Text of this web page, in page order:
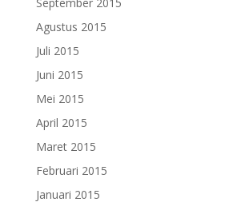
Agustus 2015
Juli 2015
Juni 2015
Mei 2015
April 2015
Maret 2015
Februari 2015
Januari 2015